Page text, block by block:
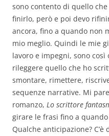
sono contento di quello
finirlo, però e poi devo
ancora, fino a quando non
mio meglio. Quindi le mie
lavoro e impegni, sono così
rileggere quello che ho
smontare, rimettere,
sequenze narrative. Mi
romanzo, Lo scrittore
girare le frasi fino a
Qualche anticipazione?